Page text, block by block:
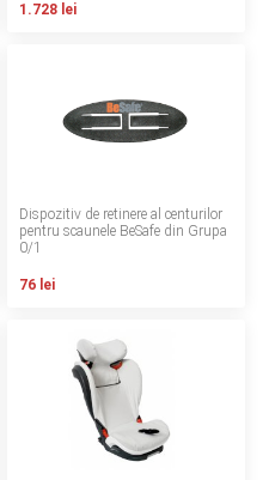
1.728 lei
Dispozitiv de retinere al centurilor
pentru scaunele BeSafe din Grupa
0/1
76 lei